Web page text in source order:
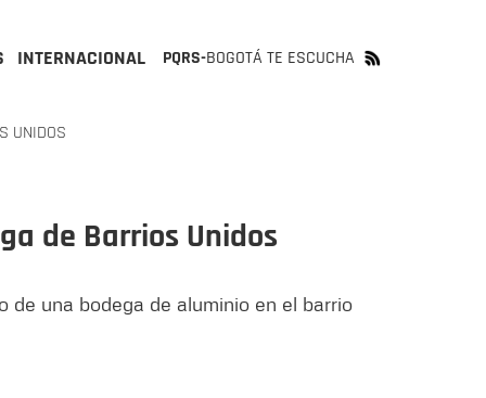
INTERNACIONAL PQRS-BOGOTÁ TE ESCUCHA
UNIDOS
de Barrios Unidos
de una bodega de aluminio en el barrio